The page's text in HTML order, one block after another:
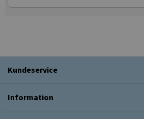
Kundeservice
Information